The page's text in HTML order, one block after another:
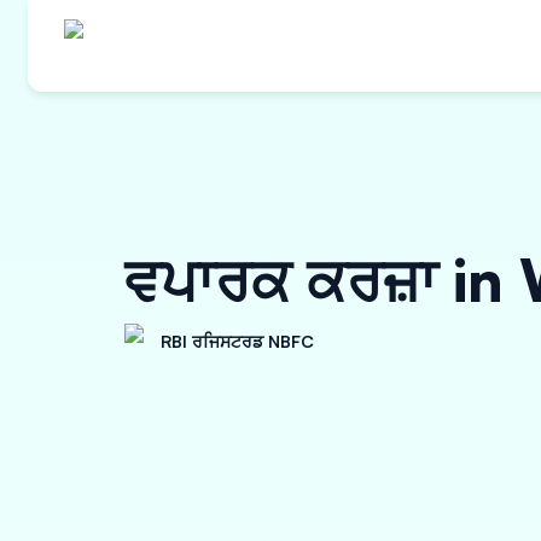
ਵਪਾਰਕ ਕਰਜ਼ਾ in
RBI ਰਜਿਸਟਰਡ NBFC